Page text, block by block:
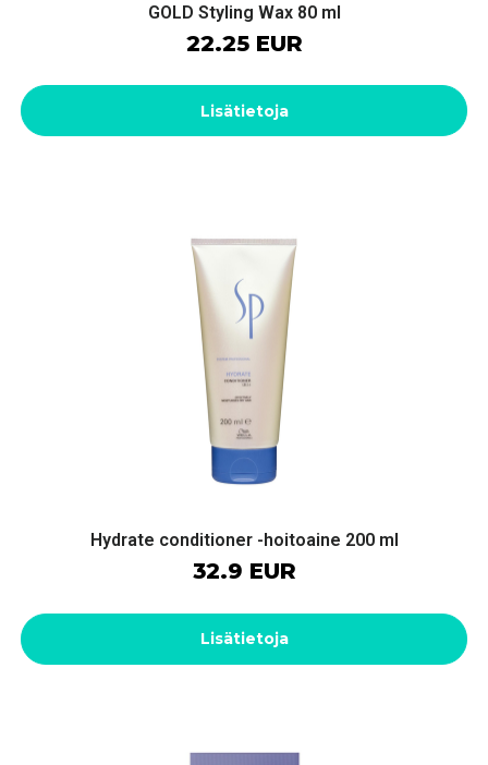
GOLD Styling Wax 80 ml
22.25 EUR
Lisätietoja
Hydrate conditioner -hoitoaine 200 ml
32.9 EUR
Lisätietoja